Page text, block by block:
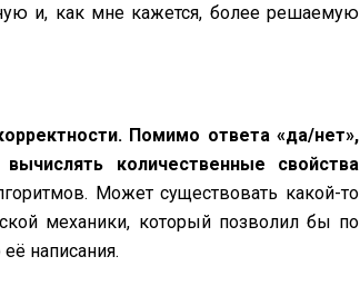
и, как мне кажется, более решаемую
Помимо ответа «да/нет»,
количественные свойства
Может существовать какой-то
механики, который позволил бы по
написания.